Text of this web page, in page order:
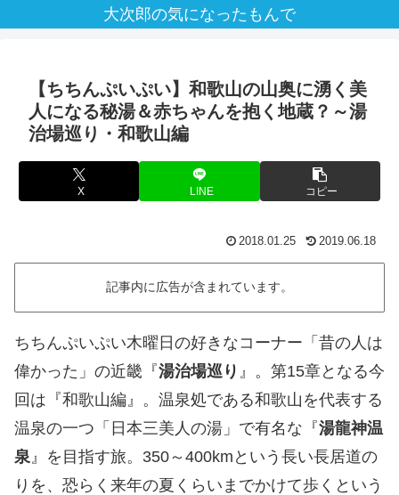
大次郎の気になったもんで
【ちちんぷいぷい】和歌山の山奥に湧く美
人になる秘湯＆赤ちゃんを抱く地蔵？～湯
治場巡り・和歌山編
X LINE コピー
2018.01.25 2019.06.18
記事内に広告が含まれています。
ちちんぷいぷい木曜日の好きなコーナー「昔の人は
偉かった」の近畿『湯治場巡り 』。第15章となる今
回は『和歌山編』。温泉処である和歌山を代表する
温泉の一つ「日本三美人の湯」で有名な『湯龍神温
泉 』を目指す旅。350～400kmという長い長居道の
りを、恐らく来年の夏くらいまでかけて歩くという